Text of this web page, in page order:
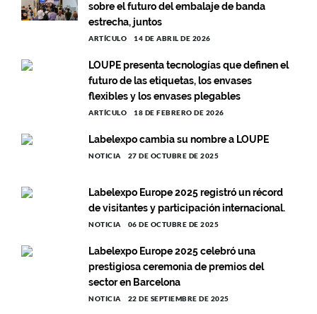
sobre el futuro del embalaje de banda
estrecha, juntos
ARTÍCULO 14 DE ABRIL DE 2026
LOUPE presenta tecnologías que definen el
futuro de las etiquetas, los envases
flexibles y los envases plegables
ARTÍCULO 18 DE FEBRERO DE 2026
Labelexpo cambia su nombre a LOUPE
NOTICIA 27 DE OCTUBRE DE 2025
Labelexpo Europe 2025 registró un récord
de visitantes y participación internacional.
NOTICIA 06 DE OCTUBRE DE 2025
Labelexpo Europe 2025 celebró una
prestigiosa ceremonia de premios del
sector en Barcelona
NOTICIA 22 DE SEPTIEMBRE DE 2025